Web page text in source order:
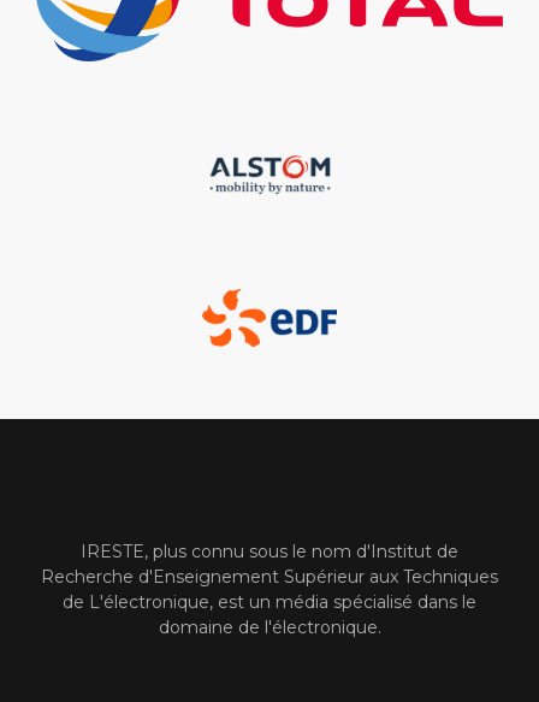
IRESTE, plus connu sous le nom d'Institut de
Recherche d'Enseignement Supérieur aux Techniques
de L'électronique, est un média spécialisé dans le
domaine de l'électronique.